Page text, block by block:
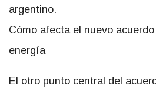
argentino.
Cómo afecta el nuevo
energía
El otro punto central del